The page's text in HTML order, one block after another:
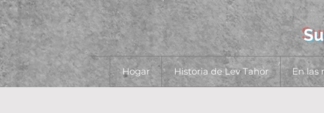
Hogar Historia de Lev Tahor En las